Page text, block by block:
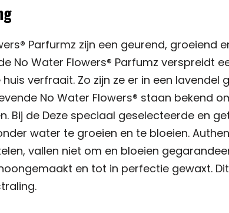
Parfurmz zijn een geurend, groeiend
No Water Flowers® Parfumz verspreidt
verfraait. Zo zijn ze er in een lavendel
No Water Flowers® staan bekend
Bij de Deze speciaal geselecteerde en
water te groeien en te bloeien.
vallen niet om en bloeien
en tot in perfectie gewaxt.